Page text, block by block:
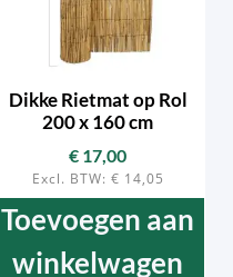
Dikke Rietmat op Rol
200 x 160 cm
€ 17,00
Excl. BTW: € 14,05
Toevoegen aan
winkelwagen